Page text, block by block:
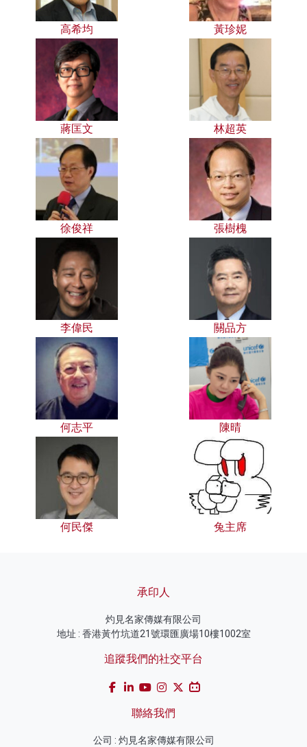
高希均 黃珍妮
蔣匡文 林超英
徐俊祥 張樹槐
李偉民 關品方
何志平 陳晴
何民傑 兔主席
承印人
灼見名家傳媒有限公司
地址 : 香港黃竹坑道21號環匯廣場10樓1002室
追蹤我們的社交平台
聯絡我們
公司 : 灼見名家傳媒有限公司